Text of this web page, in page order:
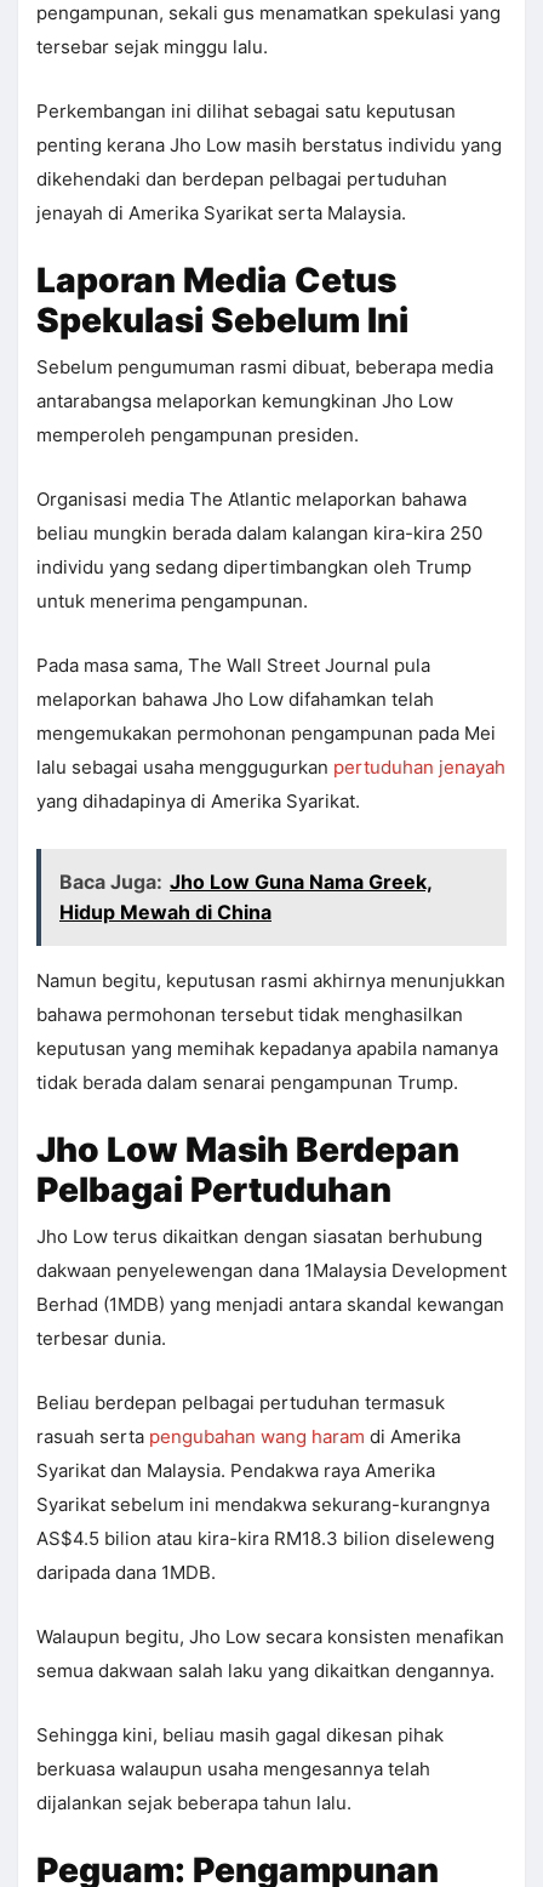
pengampunan, sekali gus menamatkan spekulasi yang
tersebar sejak minggu lalu.
Perkembangan ini dilihat sebagai satu keputusan
penting kerana Jho Low masih berstatus individu yang
dikehendaki dan berdepan pelbagai pertuduhan
jenayah di Amerika Syarikat serta Malaysia.
Laporan Media Cetus
Spekulasi Sebelum Ini
Sebelum pengumuman rasmi dibuat, beberapa media
antarabangsa melaporkan kemungkinan Jho Low
memperoleh pengampunan presiden.
Organisasi media The Atlantic melaporkan bahawa
beliau mungkin berada dalam kalangan kira-kira 250
individu yang sedang dipertimbangkan oleh Trump
untuk menerima pengampunan.
Pada masa sama, The Wall Street Journal pula
melaporkan bahawa Jho Low difahamkan telah
mengemukakan permohonan pengampunan pada Mei
lalu sebagai usaha menggugurkan pertuduhan jenayah
yang dihadapinya di Amerika Syarikat.
Baca Juga: Jho Low Guna Nama Greek,
Hidup Mewah di China
Namun begitu, keputusan rasmi akhirnya menunjukkan
bahawa permohonan tersebut tidak menghasilkan
keputusan yang memihak kepadanya apabila namanya
tidak berada dalam senarai pengampunan Trump.
Jho Low Masih Berdepan
Pelbagai Pertuduhan
Jho Low terus dikaitkan dengan siasatan berhubung
dakwaan penyelewengan dana 1Malaysia Development
Berhad (1MDB) yang menjadi antara skandal kewangan
terbesar dunia.
Beliau berdepan pelbagai pertuduhan termasuk
rasuah serta pengubahan wang haram di Amerika
Syarikat dan Malaysia. Pendakwa raya Amerika
Syarikat sebelum ini mendakwa sekurang-kurangnya
AS$4.5 bilion atau kira-kira RM18.3 bilion diseleweng
daripada dana 1MDB.
Walaupun begitu, Jho Low secara konsisten menafikan
semua dakwaan salah laku yang dikaitkan dengannya.
Sehingga kini, beliau masih gagal dikesan pihak
berkuasa walaupun usaha mengesannya telah
dijalankan sejak beberapa tahun lalu.
Peguam: Pengampunan